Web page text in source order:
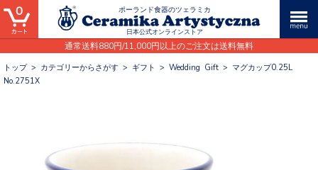
ポーランド食器のツェラミカ
日本公式オンラインストア
通常送料880円/11,000円以上のご注文は送料無料
0
トップ> カテゴリーからさがす > ギフト > Wedding Gift > マグカップ0.25L
No.2751X